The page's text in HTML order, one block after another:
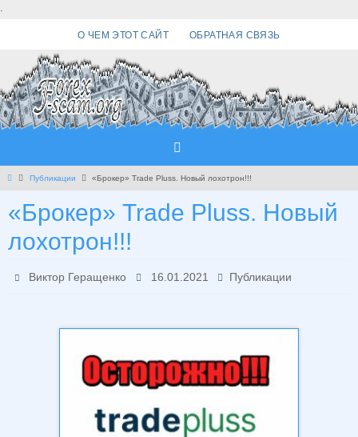
.
О ЧЕМ ЭТОТ САЙТ ОБРАТНАЯ СВЯЗЬ
Главная
Публикации «Брокер» Trade Pluss. Новый лохотрон!!!
«Брокер» Trade Pluss. Новый
лохотрон!!!
Виктор Геращенко 16.01.2021 Публикации